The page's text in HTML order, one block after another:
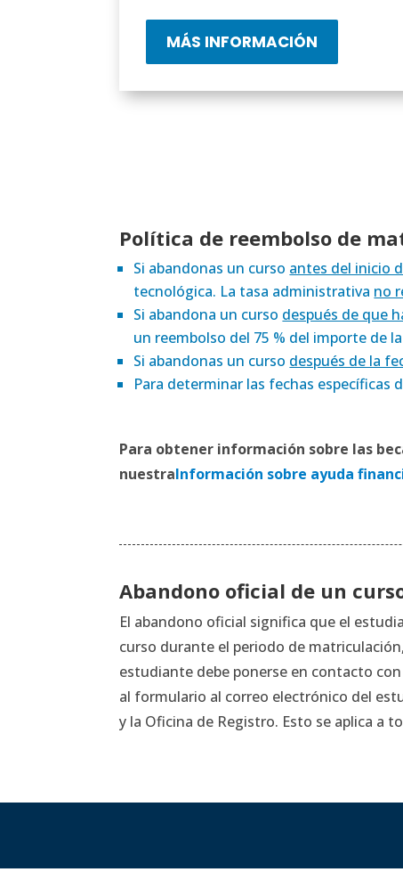
MÁS INFORMACIÓN
Política de reembolso de
Si abandonas un curso antes del inicio
tecnológica. La tasa administrativa no
Si abandona un curso después de que
un reembolso del 75 % del importe de
Si abandonas un curso después de la
Para determinar las fechas específicas
Para obtener información sobre las
nuestraInformación sobre ayuda
Abandono oficial de un
El abandono oficial significa que el
curso durante el periodo de
estudiante debe ponerse en contacto
al formulario al correo electrónico del
y la Oficina de Registro. Esto se aplica a